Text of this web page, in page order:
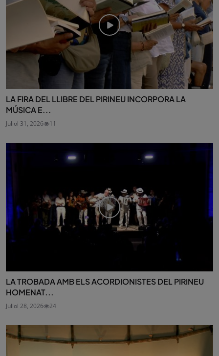
LA FIRA DEL LLIBRE DEL PIRINEU INCORPORA LA
MÚSICA E...
Juliol 31, 2026 11
LA TROBADA AMB ELS ACORDIONISTES DEL PIRINEU
HOMENAT...
Juliol 28, 2026 24